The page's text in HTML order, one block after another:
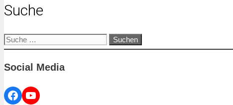
Suche
Suche
nach:
Social Media
Facebook
YouTube